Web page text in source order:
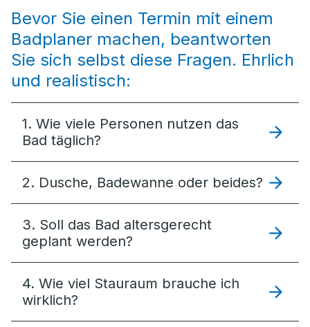
Bevor Sie einen Termin mit einem
Badplaner machen, beantworten
Sie sich selbst diese Fragen. Ehrlich
und realistisch:
1. Wie viele Personen nutzen das
Bad täglich?
2. Dusche, Badewanne oder beides?
3. Soll das Bad altersgerecht
geplant werden?
4. Wie viel Stauraum brauche ich
wirklich?